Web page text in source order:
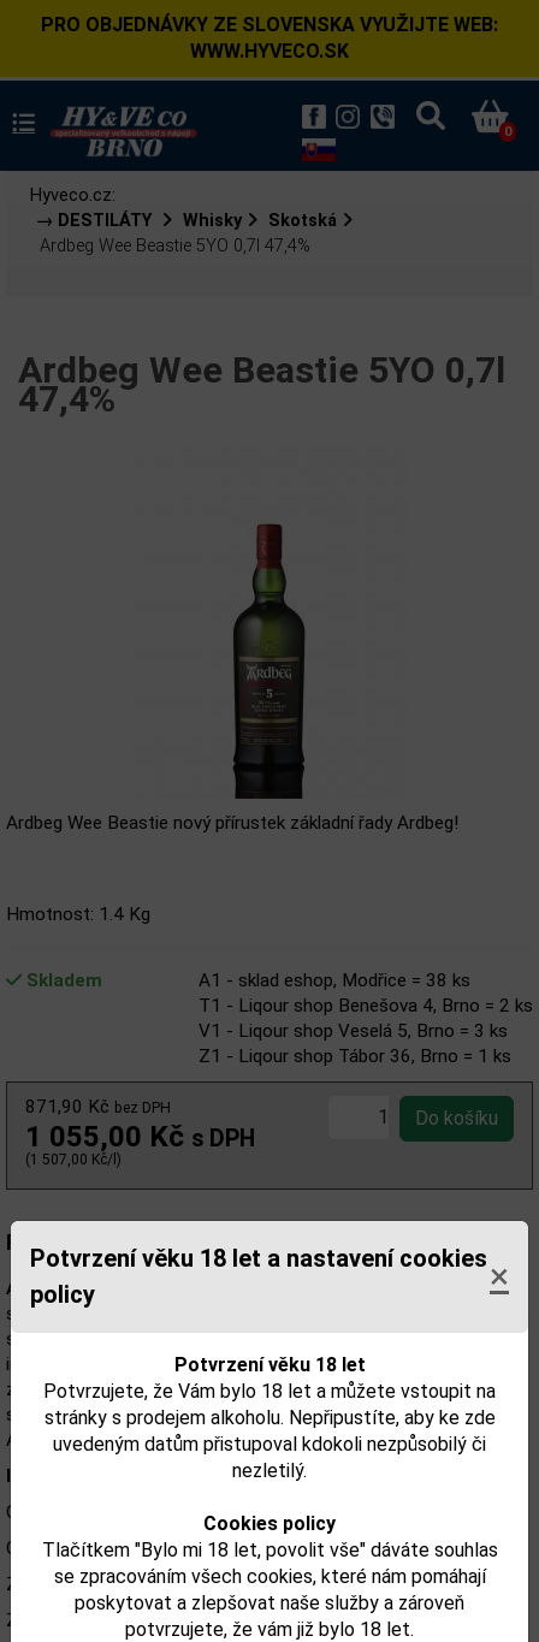
Potvrzení věku 18 let a nastavení cookies
policy
×
Potvrzení věku 18 let
Potvrzujete, že Vám bylo 18 let a můžete vstoupit na
stránky s prodejem alkoholu. Nepřipustíte, aby ke zde
uvedeným datům přistupoval kdokoli nezpůsobilý či
nezletilý.
Cookies policy
Tlačítkem "Bylo mi 18 let, povolit vše" dáváte souhlas
se zpracováním všech cookies, které nám pomáhají
poskytovat a zlepšovat naše služby a zároveň
potvrzujete, že vám již bylo 18 let.
PRO OBJEDNÁVKY ZE SLOVENSKA VYUŽIJTE WEB:
WWW.HYVECO.SK
0
Hyveco.cz:
→ DESTILÁTY
Whisky
Skotská
Ardbeg Wee Beastie 5YO 0,7l 47,4%
Ardbeg Wee Beastie 5YO 0,7l
47,4%
Ardbeg Wee Beastie nový přírustek základní řady Ardbeg!
Hmotnost: 1.4 Kg
Skladem
A1 - sklad eshop, Modřice = 38 ks
T1 - Liqour shop Benešova 4, Brno = 2 ks
V1 - Liqour shop Veselá 5, Brno = 3 ks
Z1 - Liqour shop Tábor 36, Brno = 1 ks
871,90 Kč bez DPH
1 055,00 Kč s DPH
(1 507,00 Kč/l)
Popis:
Ardbeg Wee Beastie 5YO 0,7l 47,4% -
palírka Ardbeg má v historii
svého lahvování množství nevysvětlitelných kreatur. O té poslední
se říká, že vylezla přímo z rašelinových borků..ačkoliv jí je 5 let,
intenzivní kouřovitost této mladé příšery se dokáže pěkně
zakousnout! Tato surovost zárověň umožní odvážlivcům dostat
se o krok blíže k destilačním kolonám, o krok blíže k podstatě
Ardbeg whisky.
Informace
Obsah alkoholu: 47,4%
Obsah lahve: 0,7l
Země původu: Skotsko
Značka: Ardbeg